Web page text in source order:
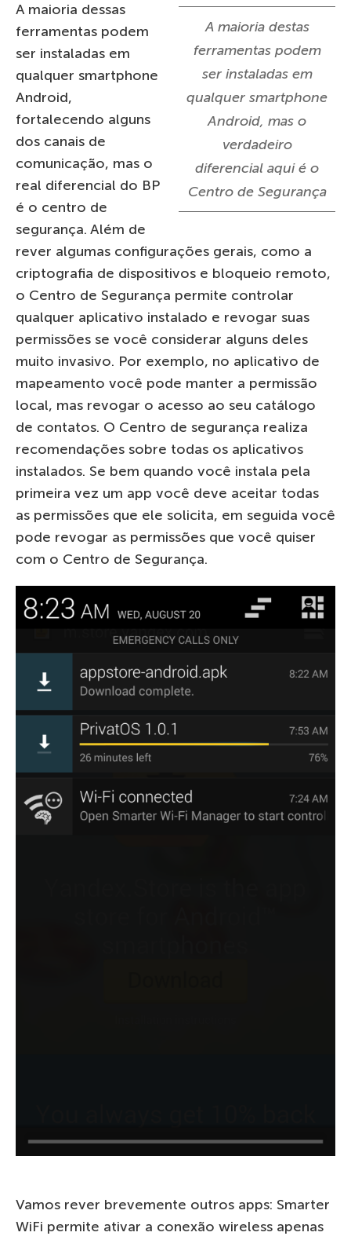
A maioria destas
ferramentas podem
ser instaladas em
qualquer smartphone
Android, mas o
verdadeiro
diferencial aqui é o
Centro de Segurança
A maioria dessas
ferramentas podem
ser instaladas em
qualquer smartphone
Android,
fortalecendo alguns
dos canais de
comunicação, mas o
real diferencial do BP
é o centro de
segurança. Além de
rever algumas configurações gerais, como a
criptografia de dispositivos e bloqueio remoto,
o Centro de Segurança permite controlar
qualquer aplicativo instalado e revogar suas
permissões se você considerar alguns deles
muito invasivo. Por exemplo, no aplicativo de
mapeamento você pode manter a permissão
local, mas revogar o acesso ao seu catálogo
de contatos. O Centro de segurança realiza
recomendações sobre todas os aplicativos
instalados. Se bem quando você instala pela
primeira vez um app você deve aceitar todas
as permissões que ele solicita, em seguida você
pode revogar as permissões que você quiser
com o Centro de Segurança.
Vamos rever brevemente outros apps: Smarter
WiFi permite ativar a conexão wireless apenas